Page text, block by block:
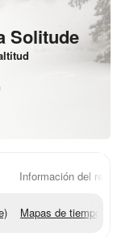
Solitude
Información del
Mapas de tiempo